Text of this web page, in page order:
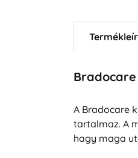
A Bradocare
tartalmaz. A
hagy maga